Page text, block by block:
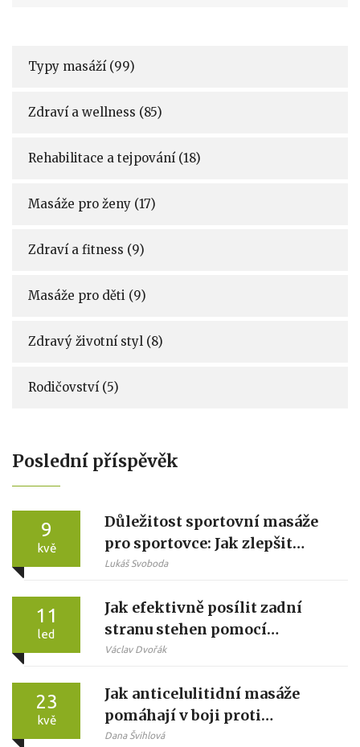
Typy masáží (99)
Zdraví a wellness (85)
Rehabilitace a tejpování (18)
Masáže pro ženy (17)
Zdraví a fitness (9)
Masáže pro děti (9)
Zdravý životní styl (8)
Rodičovství (5)
Poslední příspěvěk
9
kvě
Důležitost sportovní masáže
pro sportovce: Jak zlepšit
výkon a regeneraci
Lukáš Svoboda
11
led
Jak efektivně posílit zadní
stranu stehen pomocí
baňkování
Václav Dvořák
23
kvě
Jak anticelulitidní masáže
pomáhají v boji proti
celulitidě
Dana Švihlová